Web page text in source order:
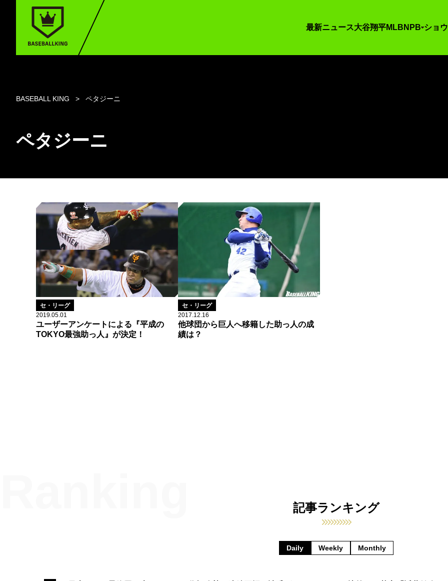
最新ニュース大谷翔平MLB NPB ショ
BASEBALL KING ペタジーニ
ペタジーニ
セ・リーグ
2019.05.01
ユーザーアンケートによる『平成の
TOKYO最強助っ人』が決定！
セ・リーグ
2017.12.16
他球団から巨人へ移籍した助っ人の成
績は？
記事ランキング
Daily Weekly Monthly